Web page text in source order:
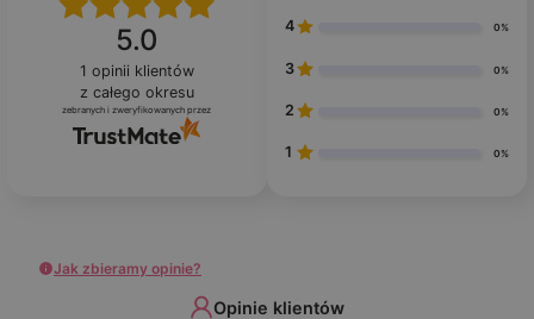
5.0
1 opinii klientów
z całego okresu
zebranych i zweryfikowanych przez
4 0%
3 0%
2 0%
1 0%
Jak zbieramy opinie?
Opinie klientów